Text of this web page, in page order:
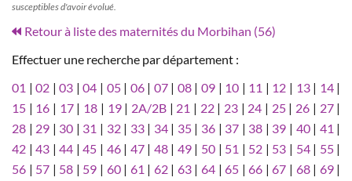
susceptibles d'avoir évolué.
Retour à liste des maternités du Morbihan (56)
Effectuer une recherche par département :
01 |02 |03 |04 | 05| 06| 07| 08| 09 | 10 | 11 | 12 | 13| 14|
15 | 16 | 17| 18 | 19| 2A/2B| 21 | 22| 23 | 24 | 25| 26 | 27|
28 | 29 | 30 | 31 | 32| 33| 34| 35| 36 | 37 | 38 | 39 | 40| 41 |
42 |43 |44 |45 | 46| 47| 48| 49| 50 | 51 | 52 | 53 | 54| 55|
56 | 57 | 58 | 59 | 60| 61 | 62| 63| 64 |65 |66 |67 | 68| 69|